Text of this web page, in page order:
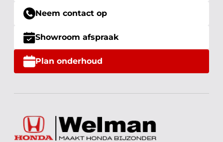
Neem contact op
Showroom afspraak
Plan onderhoud